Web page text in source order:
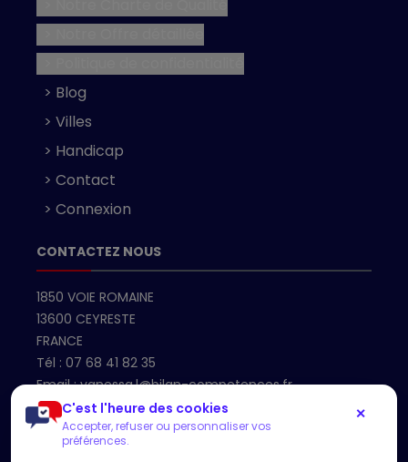
C'est l'heure des cookies
Accepter, refuser ou personnaliser vos
préférences.
✕
> Blog
> Villes
> Handicap
> Contact
> Connexion
CONTACTEZ NOUS
1850 VOIE ROMAINE
13600 CEYRESTE
FRANCE
Tél : 07 68 41 82 35
Email :vanessa.l@bilan-competences.fr
Accueil